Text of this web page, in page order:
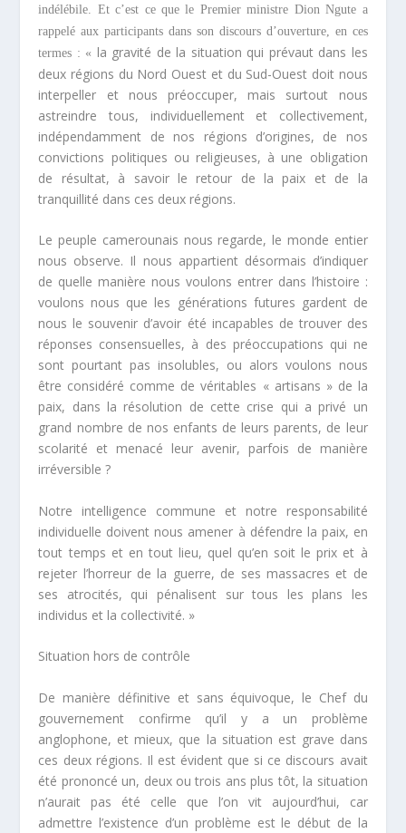
indélébile. Et c’est ce que le Premier ministre Dion Ngute a
rappelé aux participants dans son discours d’ouverture, en ces
termes : « la gravité de la situation qui prévaut dans les
deux régions du Nord Ouest et du Sud-Ouest doit nous
interpeller et nous préoccuper, mais surtout nous
astreindre tous, individuellement et collectivement,
indépendamment de nos régions d’origines, de nos
convictions politiques ou religieuses, à une obligation
de résultat, à savoir le retour de la paix et de la
tranquillité dans ces deux régions.
Le peuple camerounais nous regarde, le monde entier
nous observe. Il nous appartient désormais d’indiquer
de quelle manière nous voulons entrer dans l’histoire :
voulons nous que les générations futures gardent de
nous le souvenir d’avoir été incapables de trouver des
réponses consensuelles, à des préoccupations qui ne
sont pourtant pas insolubles, ou alors voulons nous
être considéré comme de véritables « artisans » de la
paix, dans la résolution de cette crise qui a privé un
grand nombre de nos enfants de leurs parents, de leur
scolarité et menacé leur avenir, parfois de manière
irréversible ?
Notre intelligence commune et notre responsabilité
individuelle doivent nous amener à défendre la paix, en
tout temps et en tout lieu, quel qu’en soit le prix et à
rejeter l’horreur de la guerre, de ses massacres et de
ses atrocités, qui pénalisent sur tous les plans les
individus et la collectivité. »
Situation hors de contrôle
De manière définitive et sans équivoque, le Chef du
gouvernement confirme qu’il y a un problème
anglophone, et mieux, que la situation est grave dans
ces deux régions. Il est évident que si ce discours avait
été prononcé un, deux ou trois ans plus tôt, la situation
n’aurait pas été celle que l’on vit aujourd’hui, car
admettre l’existence d’un problème est le début de la